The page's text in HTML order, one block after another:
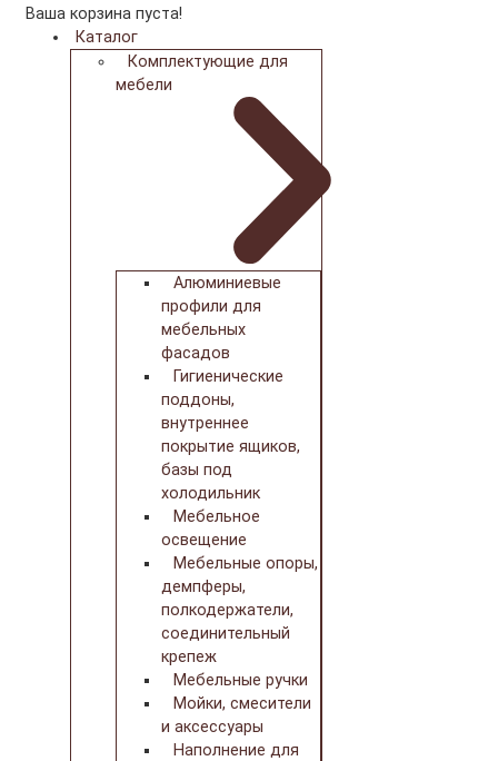
Ваша корзина пуста!
Каталог
Комплектующие для
мебели
Алюминиевые
профили для
мебельных
фасадов
Гигиенические
поддоны,
внутреннее
покрытие ящиков,
базы под
холодильник
Мебельное
освещение
Мебельные опоры,
демпферы,
полкодержатели,
соединительный
крепеж
Мебельные ручки
Мойки, смесители
и аксессуары
Наполнение для